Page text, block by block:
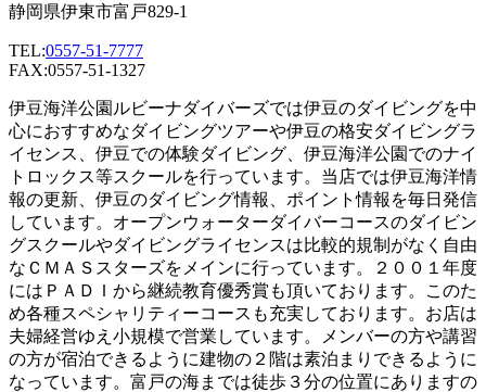
静岡県伊東市富戸829-1
TEL:0557-51-7777
FAX:0557-51-1327
伊豆海洋公園ルビーナダイバーズでは伊豆のダイビングを中
心におすすめなダイビングツアーや伊豆の格安ダイビングラ
イセンス、伊豆での体験ダイビング、伊豆海洋公園でのナイ
トロックス等スクールを行っています。当店では伊豆海洋情
報の更新、伊豆のダイビング情報、ポイント情報を毎日発信
しています。オープンウォーターダイバーコースのダイビン
グスクールやダイビングライセンスは比較的規制がなく自由
なＣＭＡＳスターズをメインに行っています。２００１年度
にはＰＡＤＩから継続教育優秀賞も頂いております。このた
め各種スペシャリティーコースも充実しております。お店は
夫婦経営ゆえ小規模で営業しています。メンバーの方や講習
の方が宿泊できるように建物の２階は素泊まりできるように
なっています。富戸の海までは徒歩３分の位置にありますの